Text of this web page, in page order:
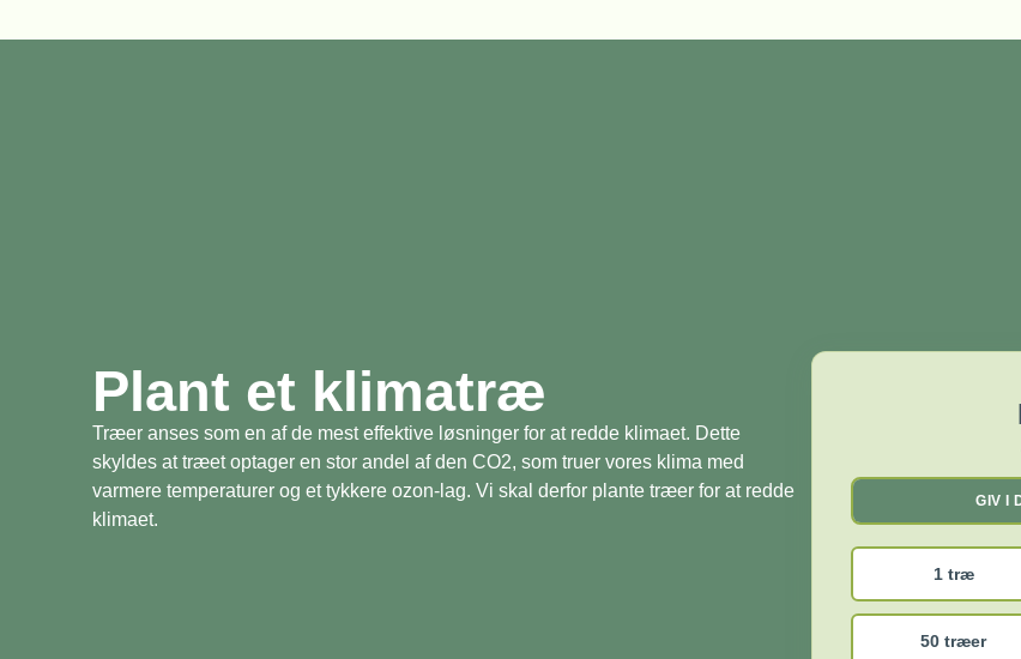
Plant et klimatræ
Træer anses som en af de mest effektive løsninger for at redde klimaet. Dette
skyldes at træet optager en stor andel af den CO2, som truer vores klima med
varmere temperaturer og et tykkere ozon-lag. Vi skal derfor plante træer for at redde
klimaet.
GIV I
1 træ
50 træer